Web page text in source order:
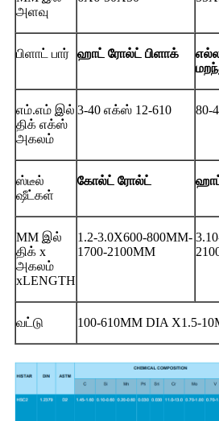
அளவு
பிளாட் பார் ஹாட் ரோல்ட் பிளாக்
எம்.எம் இல்
திக் எக்ஸ்
அகலம்
3-40 எக்ஸ் 12-610 80-
ஸ்டீல்
ஷீட்கள்
கோல்ட் ரோல்ட்
MM இல்
திக் x
அகலம்
xLENGTH
1.2-3.0X600-800MM-
1700-2100MM
வட்டு 100-610MM DIA X1.5-